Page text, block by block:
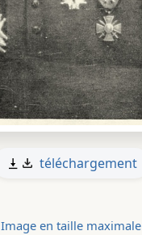
téléchargement
Image en taille maximale